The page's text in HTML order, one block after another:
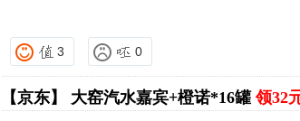
3 0
【京东】 大窑汽水嘉宾+橙诺*16罐领32